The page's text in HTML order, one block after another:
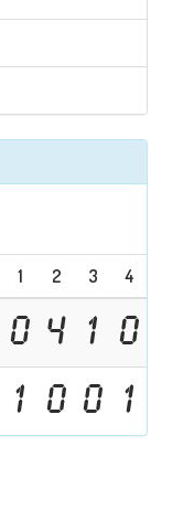
1 2 3 4
0 4 1 0
1 0 0 1